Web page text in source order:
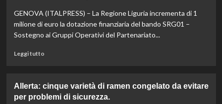
mangiare
bene
con
GENOVA (ITALPRESS) – La Regione Liguria incrementa di 1
milione di euro la dotazione finanziaria del bando SRG01 –
Sostegno ai Gruppi Operativi del Partenariato...
Leggi tuttoLeggi
Liguria
potenzia
Allerta: cinque varietà di ramen congelato da evitare
per problemi di sicurezza.